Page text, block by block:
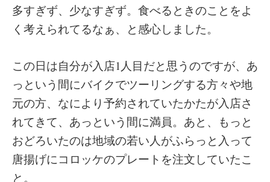
多すぎず、少なすぎず。食べるときのことをよ
く考えられてるなぁ、と感心しました。
この日は自分が入店1人目だと思うのですが、あ
っという間にバイクでツーリングする方々や地
元の方、なにより予約されていたかたが入店さ
れてきて、あっという間に満員。あと、もっと
おどろいたのは地域の若い人がふらっと入って
唐揚げにコロッケのプレートを注文していたこ
と。